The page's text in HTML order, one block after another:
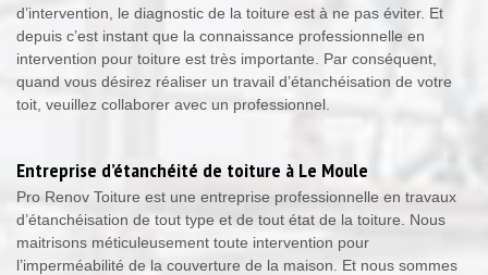
d’intervention, le diagnostic de la toiture est à ne pas éviter. Et
depuis c’est instant que la connaissance professionnelle en
intervention pour toiture est très importante. Par conséquent,
quand vous désirez réaliser un travail d’étanchéisation de votre
toit, veuillez collaborer avec un professionnel.
Entreprise d’étanchéité de toiture à Le Moule
Pro Renov Toiture est une entreprise professionnelle en travaux
d’étanchéisation de tout type et de tout état de la toiture. Nous
maitrisons méticuleusement toute intervention pour
l’imperméabilité de la couverture de la maison. Et nous sommes